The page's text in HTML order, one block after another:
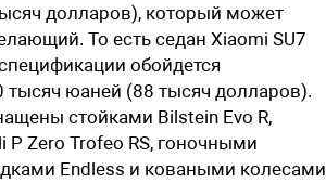
долларов), который может
То есть седан Xiaomi SU7
обойдется
тысяч юаней (88 тысяч долларов).
стойками Bilstein Evo R,
P Zero Trofeo RS, гоночными
Endless и коваными колесами